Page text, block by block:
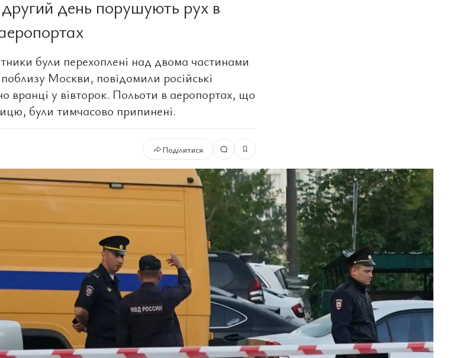
другий день порушують рух в
були перехоплені над двома частинами
поблизу Москви, повідомили російські
вранці у вівторок. Польоти в аеропортах, що
були тимчасово припинені.
Поділитися